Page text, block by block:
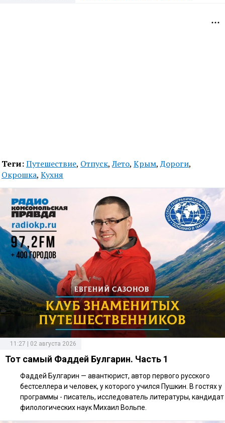
Теги:Путешествие, Отпуск,Лето, Крым,Дороги,
Окрошка, Кухня
11:27 | 02 августа 2026
Тот самый Фаддей Булгарин. Часть 1
Фаддей Булгарин — авантюрист, автор первого русского
бестселлера и человек, у которого учился Пушкин. В гостях у
программы - писатель, исследователь литературы, кандидат
филологических наук Михаил Вольпе.